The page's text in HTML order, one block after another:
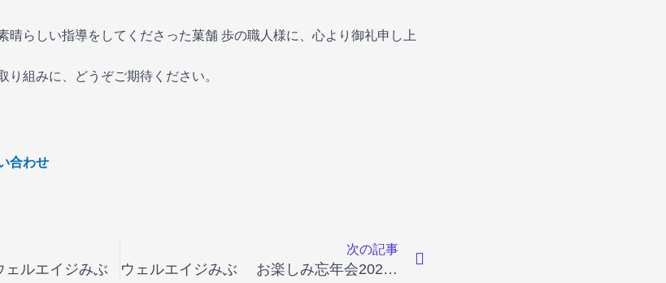
晴らしい指導をしてくださった菓舗 歩の職人様に、心より御礼申し上
り組みに、どうぞご期待ください。
合わせ
ェルエイジみぶ
次の記事
ウェルエイジみぶ お楽しみ忘年会2025 開催レポート